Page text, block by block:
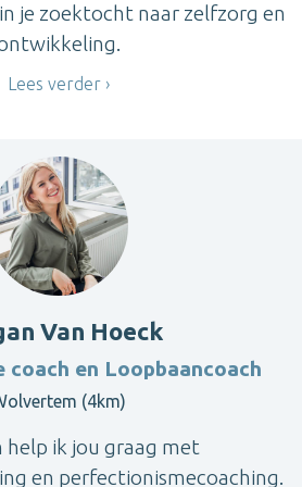
je zoektocht naar zelfzorg en
Lees verder
Van Hoeck
coach en Loopbaancoach
(4km)
help ik jou graag met
en perfectionismecoaching.